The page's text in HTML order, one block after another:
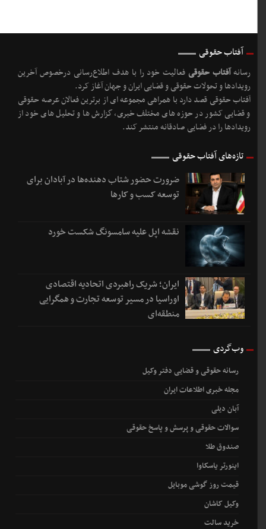
آفتاب حقوقی
رسانهآفتاب حقوقیفعالیت خود را با هدف اطلاع‌رسانی درخصوص آخرین
رویدادها و تحولات حقوقی و قضایی ایران و جهان آغاز کرد.
آفتاب حقوقی قصد دارد با همراهی مجموعه ای از برترین فعالان عرصه حقوقی
و قضایی کشور در حوزه های مختلف خبری، گزارش ها و تحلیل های خود از
رویدادها را در فضایی صادقانه منتشر کند.
تازه‌های آفتاب حقوقی
ضرورت حضور شتاب ‌دهنده‌ها در آبادان برای
توسعه کسب‌ و کارها
نقشه اپل علیه سامسونگ شکست خورد
ایران؛ شریک راهبردی اتحادیه اقتصادی
اوراسیا در مسیر توسعه تجارت و همگرایی
منطقه‌ای
وب‌گردی
رسانه حقوقی و قضایی دفتر وکیل
مجله خبری اطلاعات ایران
آبان دیلی
سوالات حقوقی و پرسش و پاسخ حقوقی
صندوق طلا
اینورتر یاسکاوا
قیمت روز گوشی موبایل
وکیل کاشان
خرید سالت